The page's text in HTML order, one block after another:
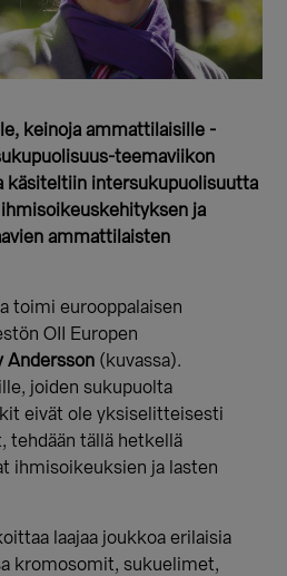
keinoja ammattilaisille -
teemaviikon
käsiteltiin intersukupuolisuutta
ja
ammattilaisten
toimi eurooppalaisen
OII Europen
Andersson (kuvassa).
joiden sukupuolta
eivät ole yksiselitteisesti
tehdään tällä hetkellä
ihmisoikeuksien ja lasten
laajaa joukkoa erilaisia
kromosomit, sukuelimet,